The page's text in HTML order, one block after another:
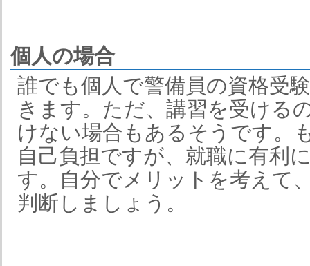
個人の場合
誰でも個人で警備員の資格受
きます。ただ、講習を受ける
けない場合もあるそうです。
自己負担ですが、就職に有利
す。自分でメリットを考えて
判断しましょう。